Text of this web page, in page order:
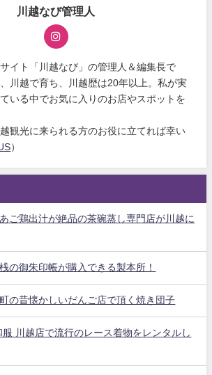
川越なび管理人
イト「川越なび」の管理人＆編集長で
川越で育ち、川越歴は20年以上。私が実
いる中でお気に入りのお店やスポットを
観光に来られる方のお役に立てれば幸い
）
ご鶏出汁が絶品の茶碗蒸し専門店が川越に
の御朱印帳が購入できる製本所！
の昔懐かしいだんご店で頂く焼き団子
服 川越店で流行のレース着物をレンタルし